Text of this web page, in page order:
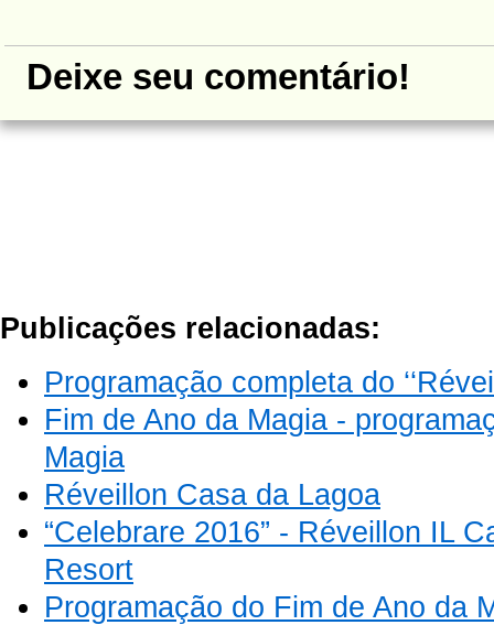
Deixe seu comentário!
Publicações relacionadas:
Programação completa do
Fim de Ano da Magia -
Magia
Réveillon Casa da Lagoa
“Celebrare 2016” - Réveillon IL
Resort
Programação do Fim de Ano da